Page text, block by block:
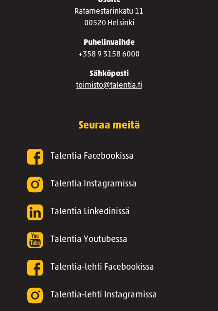
Ratamestarinkatu 11
00520 Helsinki
Puhelinvaihde
+358 9 3158 6000
Sähköposti
toimisto@talentia.fi
Seuraa meitä
Talentia Facebookissa
Talentia Instagramissa
Talentia Linkedinissä
Talentia Youtubessa
Talentia-lehti Facebookissa
Talentia-lehti Instagramissa